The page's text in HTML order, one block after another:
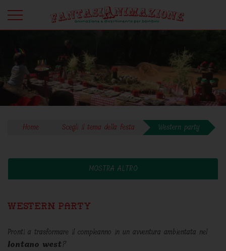
Home Scegli il tema della festa Western party
MOSTRA ALTRO
Western party
Pronti a trasformare il compleanno in un avventura ambientata nel
lontano west?